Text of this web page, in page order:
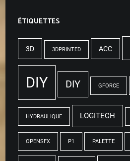
ÉTIQUETTES
3D 3DPRINTED ACC
DIY DIY GFORCE
HYDRAULIQUE LOGITECH
OPENSFX P1 PALETTE